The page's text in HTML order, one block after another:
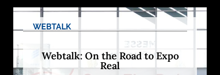

D
s
h
WEBTALK
Webtalk: On the Road to Expo
Real